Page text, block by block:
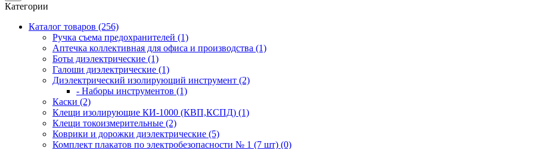
Категории
Каталог товаров (256)
Ручка съема предохранителей (1)
Аптечка коллективная для офиса и производства (1)
Боты диэлектрические (1)
Галоши диэлектрические (1)
Диэлектрический изолирующий инструмент (2)
- Наборы инструментов (1)
Каски (2)
Клещи изолирующие КИ-1000 (КВП,КСПД) (1)
Клещи токоизмерительные (2)
Коврики и дорожки диэлектрические (5)
Комплект плакатов по электробезопасности № 1 (7 шт) (0)